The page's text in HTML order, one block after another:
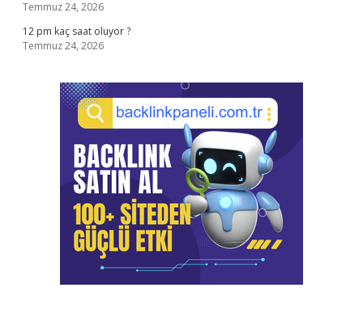
Temmuz 24, 2026
12 pm kaç saat oluyor ?
Temmuz 24, 2026